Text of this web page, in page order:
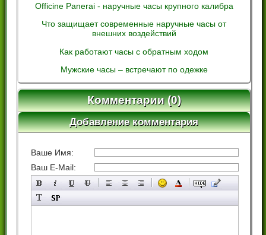
Officine Panerai - наручные часы крупного калибра
Что защищает современные наручные часы от
внешних воздействий
Как работают часы с обратным ходом
Мужские часы – встречают по одежке
Комментарии (0)
Добавление комментария
Ваше Имя:
Ваш E-Mail: